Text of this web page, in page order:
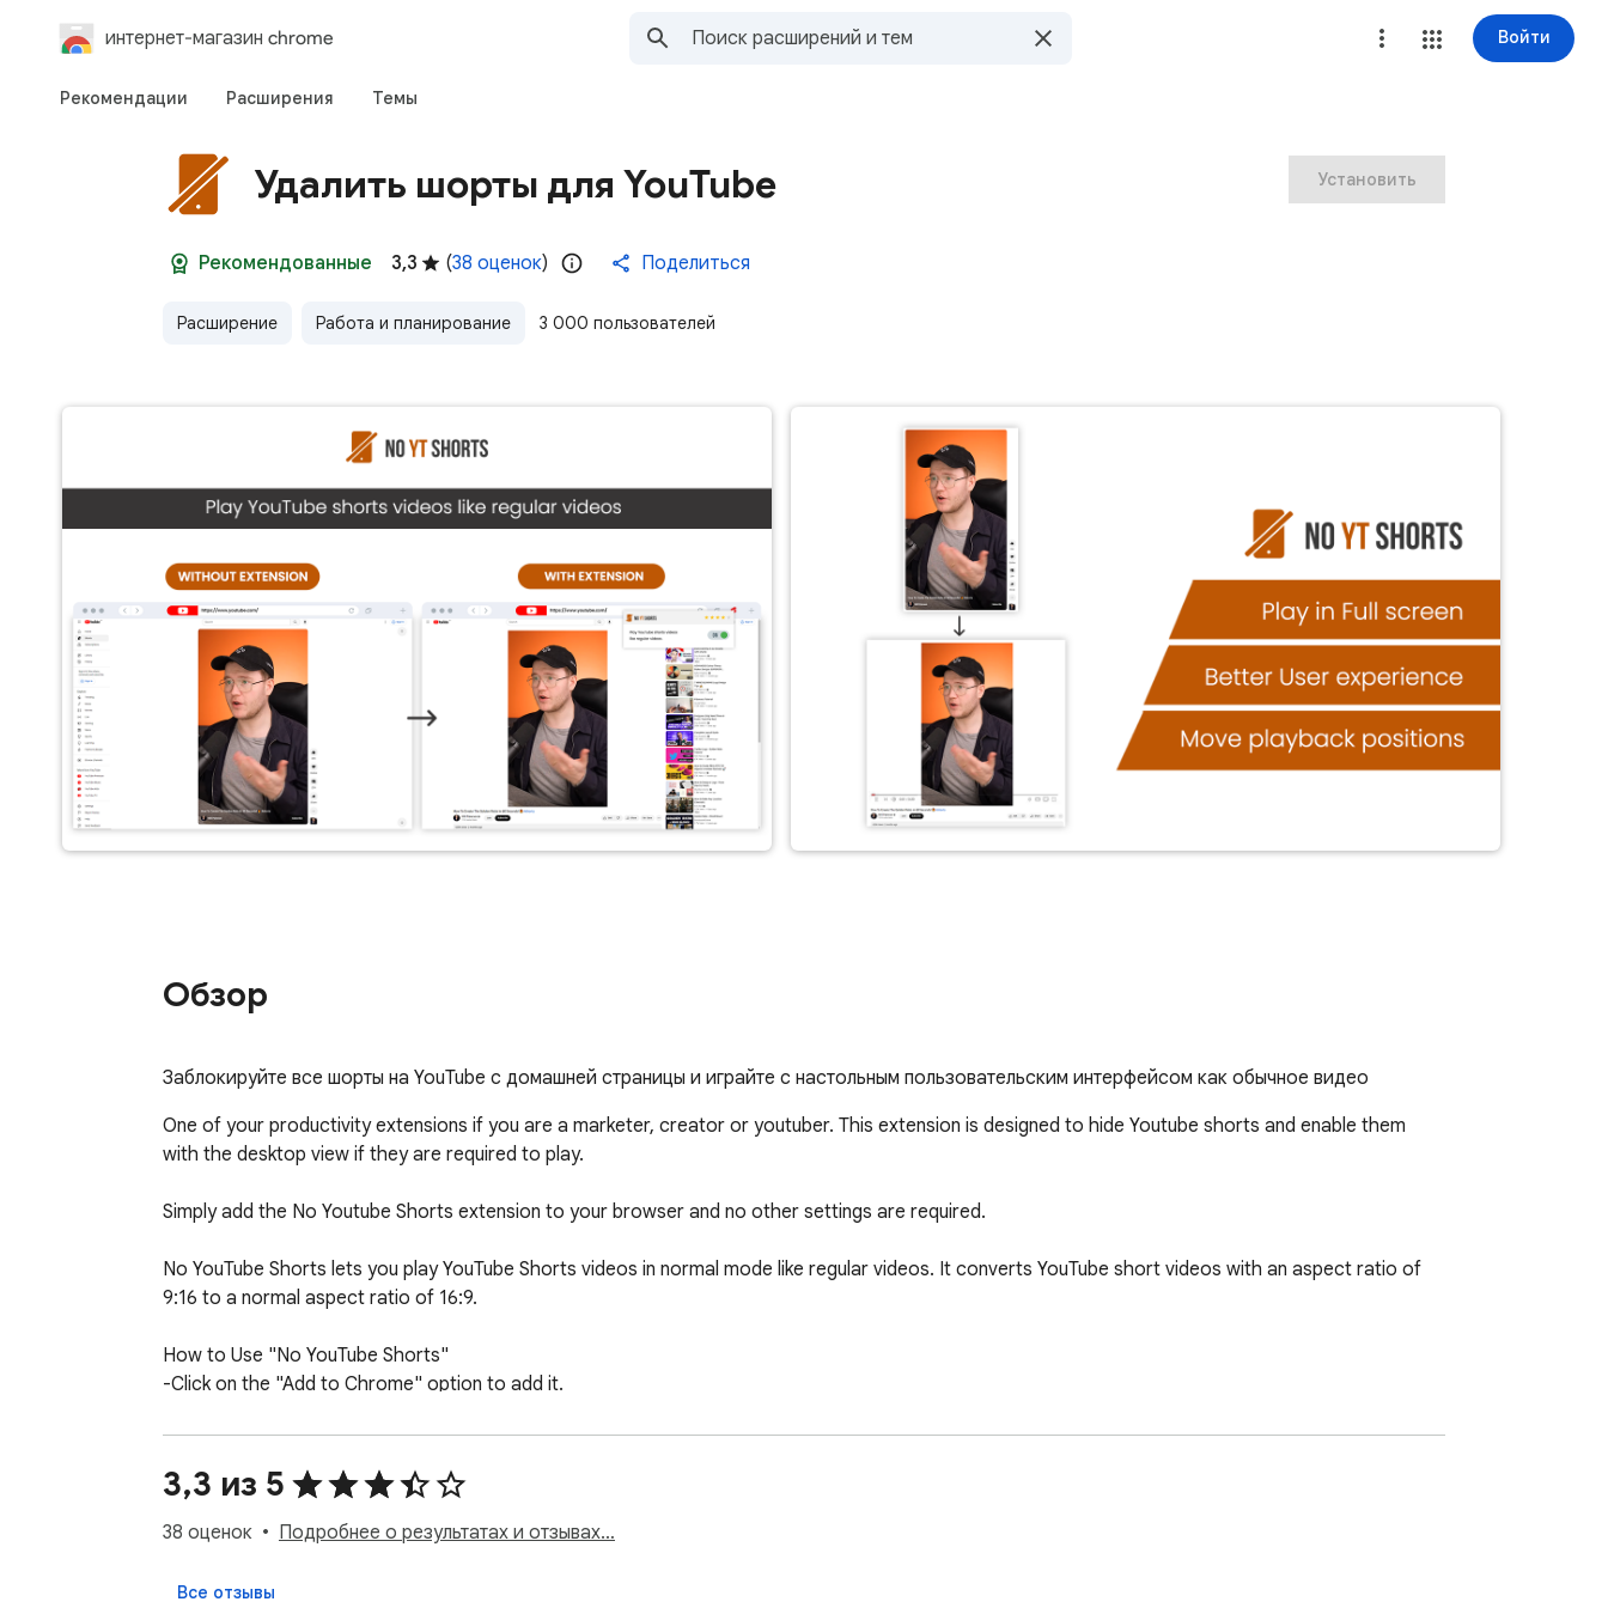
интернет-магазин chrome Войти
Рекомендации Расширения Темы
Удалить шорты для YouTube
Рекомендованные 3,3 (38 оценок) Поделиться
Расширение Работа и планирование 3 000 пользователей
Установить
Обзор
Заблокируйте все шорты на YouTube с домашней страницы и играйте с настольным пользовательским интерфейсом как обычное видео
One of your productivity extensions if you are a marketer, creator or youtuber. This extension is designed to hide Youtube shorts and enable them
with the desktop view if they are required to play.
Simply add the No Youtube Shorts extension to your browser and no other settings are required.
No YouTube Shorts lets you play YouTube Shorts videos in normal mode like regular videos. It converts YouTube short videos with an aspect ratio of
9:16 to a normal aspect ratio of 16:9.
How to Use "No YouTube Shorts"
-Click on the "Add to Chrome" option to add it.
-Open and play any YouTube video
-Click on the "No YouTube Shorts" icon and select whether or not to enable or disable short videos.
Key Features of No YouTube Shorts:
>>Enables YouTube streamers to decide in which aspect ratio they want to watch YouTube Shorts Videos
3,3 из 5
38 оценок Подробнее о результатах и отзывах…
Все отзывы